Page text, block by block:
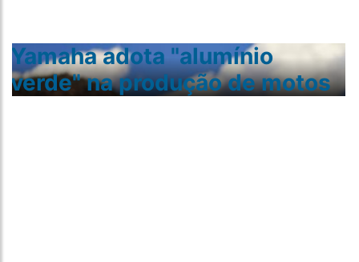
Yamaha adota "alumínio
verde" na produção de motos